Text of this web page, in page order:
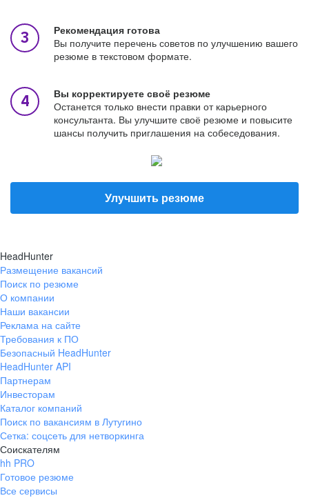
Рекомендация готова
Вы получите перечень советов по улучшению вашего
резюме в текстовом формате.
Вы корректируете своё резюме
Останется только внести правки от карьерного
консультанта. Вы улучшите своё резюме и повысите
шансы получить приглашения на собеседования.
Улучшить резюме
HeadHunter
Размещение вакансий
Поиск по резюме
О компании
Наши вакансии
Реклама на сайте
Требования к ПО
Безопасный HeadHunter
HeadHunter API
Партнерам
Инвесторам
Каталог компаний
Поиск по вакансиям в Лутугино
Сетка: соцсеть для нетворкинга
Соискателям
hh PRO
Готовое резюме
Все сервисы